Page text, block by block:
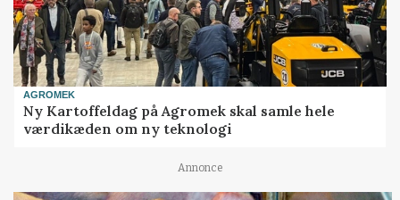
AGROMEK
Ny Kartoffeldag på Agromek skal samle hele
værdikæden om ny teknologi
Annonce